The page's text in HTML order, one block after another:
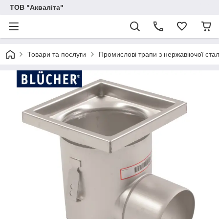
ТОВ "Акваліта"
Товари та послуги Промислові трапи з нержавіючої